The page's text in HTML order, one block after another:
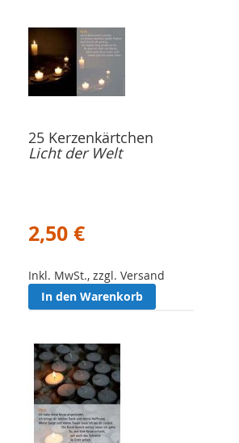
25 Kerzenkärtchen
Licht der Welt
2,50 €
Inkl. MwSt., zzgl. Versand
In den Warenkorb